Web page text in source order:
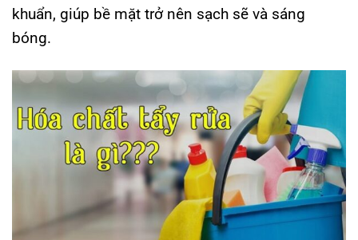
khuẩn, giúp bề mặt trở nên sạch sẽ và sáng
bóng.